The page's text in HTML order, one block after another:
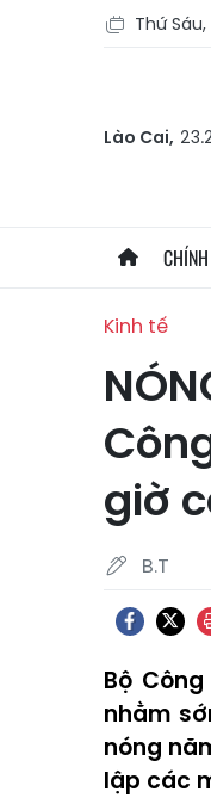
Thứ
Lào Cai,
Kinh tế
giờ
B.T
Bộ
nhằm
nóng
lập các